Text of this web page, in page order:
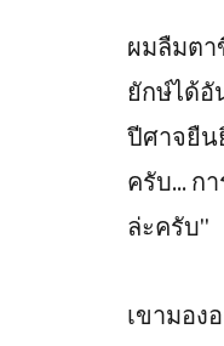
ผมลืมตา
ยักษ์ได้อั
ปีศาจยืน
ครับ... ก
ล่ะครับ"
เขามอง